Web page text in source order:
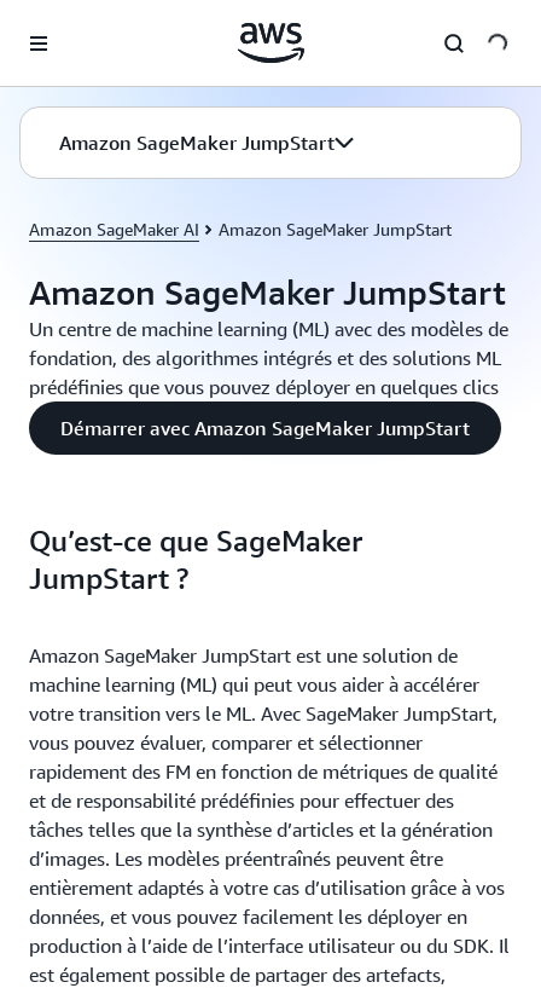
Amazon SageMaker JumpStart
Amazon SageMaker AI Amazon SageMaker JumpStart
Amazon SageMaker JumpStart
Un centre de machine learning (ML) avec des modèles de
fondation, des algorithmes intégrés et des solutions ML
prédéfinies que vous pouvez déployer en quelques clics
Démarrer avec Amazon SageMaker JumpStart
Qu’est-ce que SageMaker
JumpStart ?
Amazon SageMaker JumpStart est une solution de
machine learning (ML) qui peut vous aider à accélérer
votre transition vers le ML. Avec SageMaker JumpStart,
vous pouvez évaluer, comparer et sélectionner
rapidement des FM en fonction de métriques de qualité
et de responsabilité prédéfinies pour effectuer des
tâches telles que la synthèse d’articles et la génération
d’images. Les modèles préentraînés peuvent être
entièrement adaptés à votre cas d’utilisation grâce à vos
données, et vous pouvez facilement les déployer en
production à l’aide de l’interface utilisateur ou du SDK. Il
est également possible de partager des artefacts,